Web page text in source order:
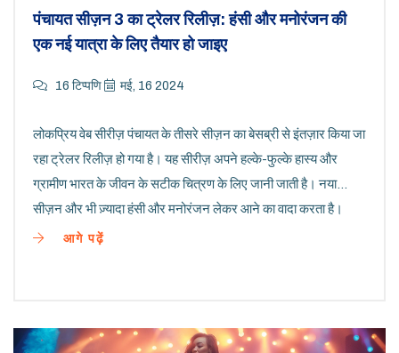
पंचायत सीज़न 3 का ट्रेलर रिलीज़: हंसी और मनोरंजन की
एक नई यात्रा के लिए तैयार हो जाइए
16 टिप्पणि मई, 16 2024
लोकप्रिय वेब सीरीज़ पंचायत के तीसरे सीज़न का बेसब्री से इंतज़ार किया जा
रहा ट्रेलर रिलीज़ हो गया है। यह सीरीज़ अपने हल्के-फुल्के हास्य और
ग्रामीण भारत के जीवन के सटीक चित्रण के लिए जानी जाती है। नया
सीज़न और भी ज़्यादा हंसी और मनोरंजन लेकर आने का वादा करता है।
आगे पढ़ें